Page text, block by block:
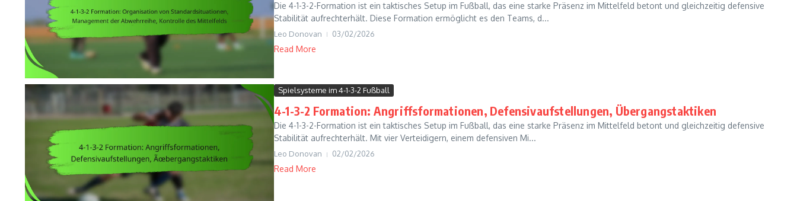
Die 4-1-3-2-Formation ist ein taktisches Setup im Fußball, das eine starke Präsenz im Mittelfeld betont und gleichzeitig defensive
Stabilität aufrechterhält. Diese Formation ermöglicht es den Teams, d...
Leo Donovan 03/02/2026
Read More
Spielsysteme im 4-1-3-2 Fußball
4-1-3-2 Formation: Angriffsformationen, Defensivaufstellungen, Übergangstaktiken
Die 4-1-3-2-Formation ist ein taktisches Setup im Fußball, das eine starke Präsenz im Mittelfeld betont und gleichzeitig defensive
Stabilität aufrechterhält. Mit vier Verteidigern, einem defensiven Mi...
Leo Donovan 02/02/2026
Read More